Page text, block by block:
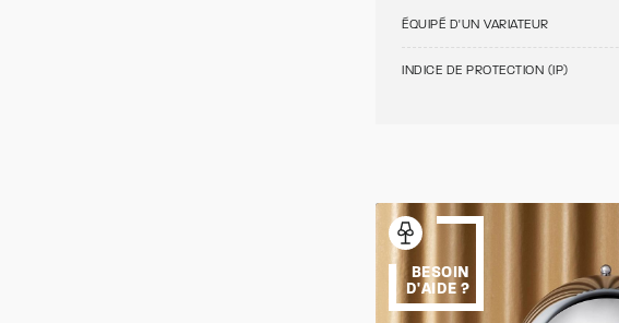
ÉQUIPÉ D'UN VARIATEUR
INDICE DE PROTECTION (IP)
BESOIN
D'AIDE ?